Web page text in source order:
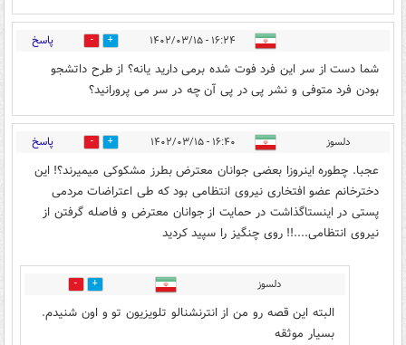
۱۶:۲۴ - ۱۴۰۲/۰۳/۱۵ 1 پاسخ
شما دست از سر این فرد فوت شده برمی دارید یانه؟ از طرح داتشجو
بودن فرد متوفی و نشر پی در پی آن چه در سر می پرورانید؟
دلسوز ۱۶:۴۰ - ۱۴۰۲/۰۳/۱۵ 5 پاسخ
عجبا. چطوره اینروزا بعضی جوانان معترض بطرز مشکوکی میمیرند؟! این
دخترخانم عضو افتخاری نیروی انتظامی بود که طی اعتراضات مردمی
پستی در اینستاگذاشت در حمایت از جوانان معترض و فاصله گرفتن از
نیروی انتظامی....!! روی چنگیز را سپید کردید
دلسوز 0
البته این قصه رو من از انترنشنالو تلویزیون تو و اون شنیدم.
بسیار موثقه